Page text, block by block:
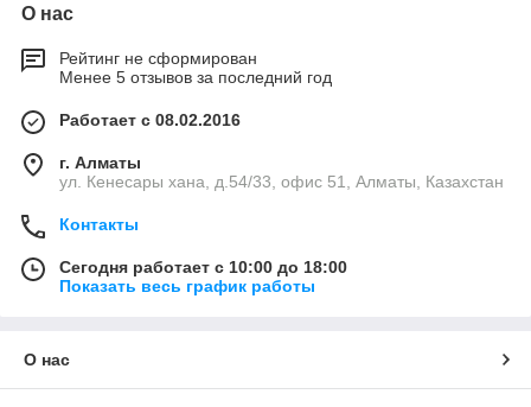
О нас
Рейтинг не сформирован
Менее 5 отзывов за последний год
Работает с 08.02.2016
г. Алматы
ул. Кенесары хана, д.54/33, офис 51, Алматы, Казахстан
Контакты
Сегодня работает с 10:00 до 18:00
Показать весь график работы
О нас